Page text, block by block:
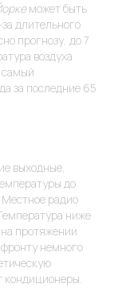
может быть
длительного
прогнозу, до 7
воздуха
самый
за последние 65
выходные,
до
Местное радио
ниже
протяжении
немного
кондиционеры.